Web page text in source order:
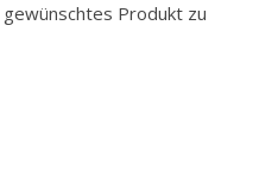
Produkt zu